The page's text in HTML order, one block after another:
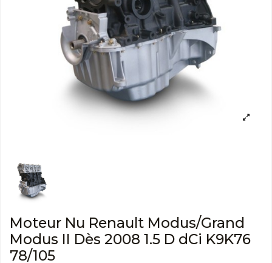
Moteur Nu Renault Modus/Grand
Modus II Dès 2008 1.5 D dCi K9K76
78/105